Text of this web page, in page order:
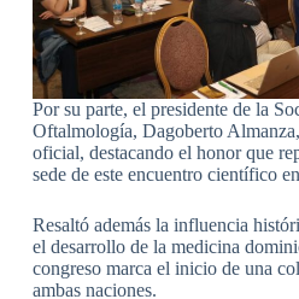
Por su parte, el presidente de la
Oftalmología, Dagoberto
oficial, destacando el honor que
sede de este encuentro científico
Resaltó además la influencia
el desarrollo de la medicina
congreso marca el inicio de una
ambas naciones.